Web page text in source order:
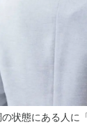
状態にある人に